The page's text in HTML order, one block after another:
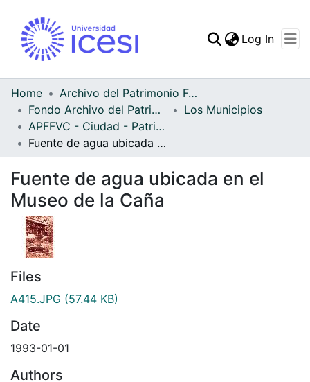
Statistics
Log In
Home
Archivo del Patrimonio Fotográfico y Fílmico del Valle del Cauca
Fondo Archivo del Patrimonio Fotográfico y Fílmico del Valle del Cauca
Los Municipios
APFFVC - Ciudad - Patrimonial
Fuente de agua ubicada en el Museo de la Caña
Fuente de agua ubicada en el
Museo de la Caña
Files
A415.JPG (57.44 KB)
Date
1993-01-01
Authors